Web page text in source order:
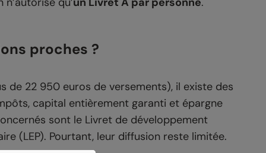
proches ?
de 22 950 euros de versements), il existe des
capital entièrement garanti et épargne
sont le Livret de développement
(LEP). Pourtant, leur diffusion reste limitée.